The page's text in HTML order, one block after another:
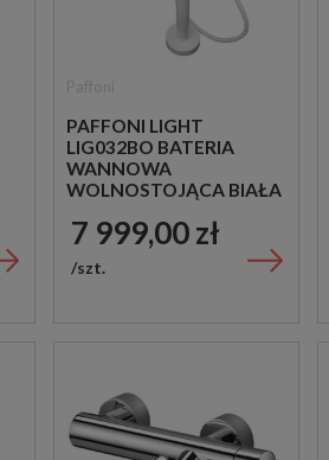
PAFFONI LIGHT
LIG032BO BATERIA
WANNOWA
WOLNOSTOJĄCA BIAŁA
7 999,00 zł
szt.